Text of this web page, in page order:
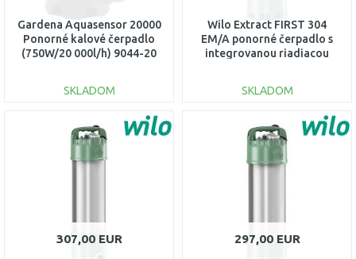
Gardena Aquasensor 20000
Ponorné kalové čerpadlo
(750W/20 000l/h) 9044-20
SKLADOM
DO KOŠÍKA
Porovnať
Wilo Extract FIRST 304
EM/A ponorné čerpadlo s
integrovanou riadiacou
SKLADOM
DO KOŠÍKA
Porovnať
307,00 EUR 297,00 EUR